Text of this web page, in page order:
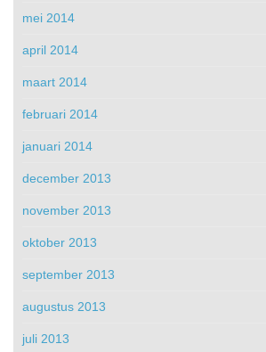
mei 2014
april 2014
maart 2014
februari 2014
januari 2014
december 2013
november 2013
oktober 2013
september 2013
augustus 2013
juli 2013